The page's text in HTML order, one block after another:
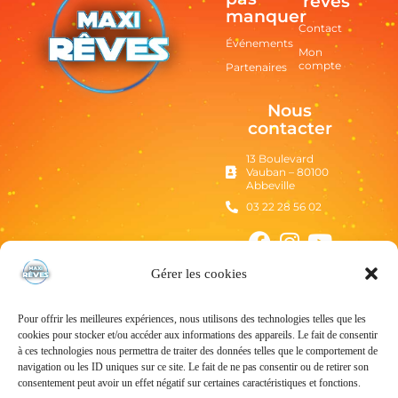
Gérer les cookies
Pour offrir les meilleures expériences, nous utilisons des technologies telles que les
cookies pour stocker et/ou accéder aux informations des appareils. Le fait de consentir
à ces technologies nous permettra de traiter des données telles que le comportement de
navigation ou les ID uniques sur ce site. Le fait de ne pas consentir ou de retirer son
consentement peut avoir un effet négatif sur certaines caractéristiques et fonctions.
manquer
Événements
Partenaires
Contact
Mon
compte
Nous
contacter
13 Boulevard
Vauban – 80100
Abbeville
03 22 28 56 02